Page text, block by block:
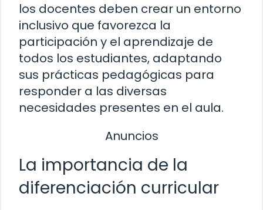
los docentes deben crear un entorno
inclusivo que favorezca la
participación y el aprendizaje de
todos los estudiantes, adaptando
sus prácticas pedagógicas para
responder a las diversas
necesidades presentes en el aula.
Anuncios
La importancia de la
diferenciación curricular